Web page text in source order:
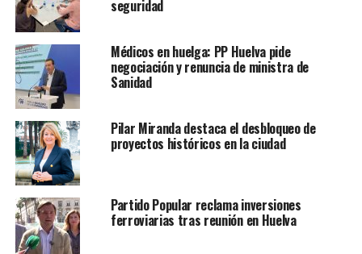
seguridad
Médicos en huelga: PP Huelva pide
negociación y renuncia de ministra de
Sanidad
Pilar Miranda destaca el desbloqueo de
proyectos históricos en la ciudad
Partido Popular reclama inversiones
ferroviarias tras reunión en Huelva